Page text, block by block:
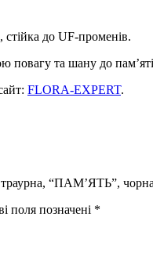
стійка до UF-променів.
повагу та шану до
FLORA-EXPERT.
траурна, “ПАМ’ЯТЬ”,
поля позначені *